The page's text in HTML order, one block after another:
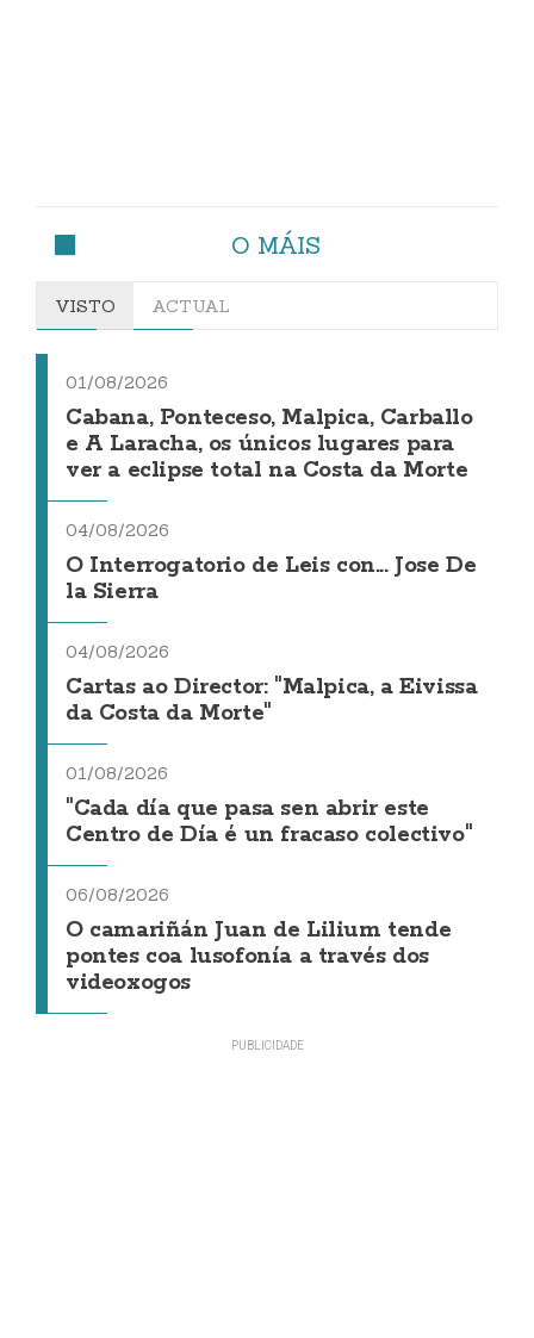
O MÁIS
VISTO ACTUAL
01/08/2026
Cabana, Ponteceso, Malpica, Carballo
e A Laracha, os únicos lugares para
ver a eclipse total na Costa da Morte
04/08/2026
O Interrogatorio de Leis con... Jose De
la Sierra
04/08/2026
Cartas ao Director: "Malpica, a Eivissa
da Costa da Morte"
01/08/2026
"Cada día que pasa sen abrir este
Centro de Día é un fracaso colectivo"
06/08/2026
O camariñán Juan de Lilium tende
pontes coa lusofonía a través dos
videoxogos